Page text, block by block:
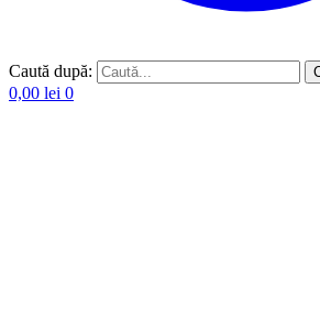
Caută după:
0,00 lei 0